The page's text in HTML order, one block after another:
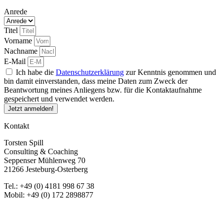
Anrede
Titel
Vorname
Nachname
E-Mail
Ich habe die Datenschutzerklärung zur Kenntnis genommen und
bin damit einverstanden, dass meine Daten zum Zweck der
Beantwortung meines Anliegens bzw. für die Kontaktaufnahme
gespeichert und verwendet werden.
Jetzt anmelden!
Kontakt
Torsten Spill
Consulting & Coaching
Seppenser Mühlenweg 70
21266 Jesteburg-Osterberg
Tel.: +49 (0) 4181 998 67 38
Mobil: +49 (0) 172 2898877